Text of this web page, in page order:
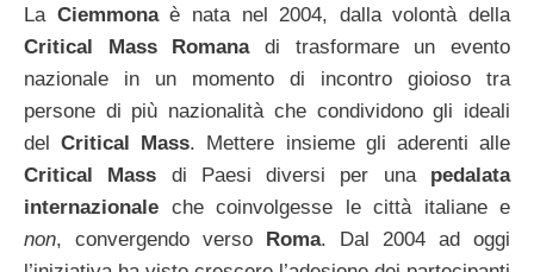
La Ciemmonaè nata nel 2004, dalla volontà della
Critical Mass Romanadi trasformare un evento
nazionale in un momento di incontro gioioso tra
persone di più nazionalità che condividono gli ideali
delCritical Mass. Mettere insieme gli aderenti alle
Critical Mass di Paesi diversi per una pedalata
internazionale che coinvolgesse le città italiane e
non, convergendo verso Roma. Dal 2004 ad oggi